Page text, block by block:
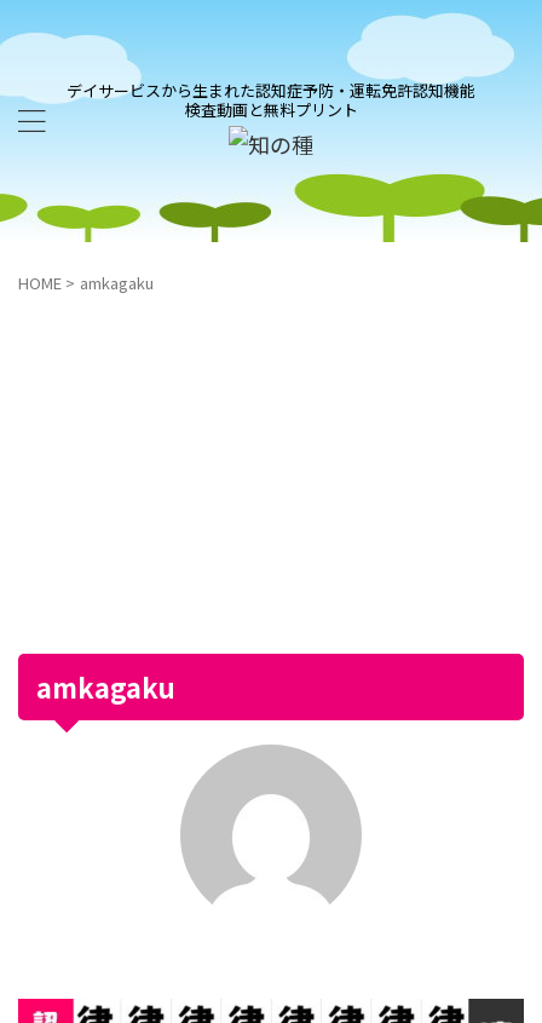
デイサービスから生まれた認知症予防・運転免許認知機能
検査動画と無料プリント
HOME > amkagaku
amkagaku